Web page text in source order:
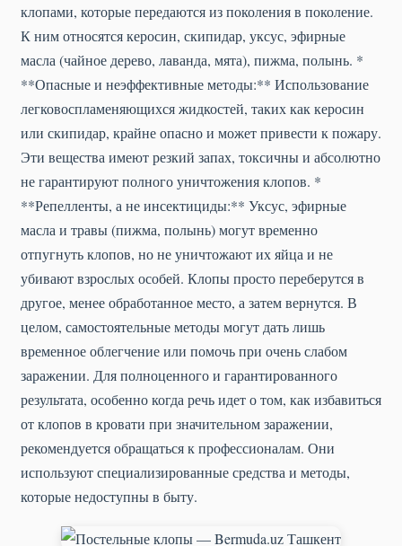
клопами, которые передаются из поколения в поколение.
К ним относятся керосин, скипидар, уксус, эфирные
масла (чайное дерево, лаванда, мята), пижма, полынь. *
**Опасные и неэффективные методы:** Использование
легковоспламеняющихся жидкостей, таких как керосин
или скипидар, крайне опасно и может привести к пожару.
Эти вещества имеют резкий запах, токсичны и абсолютно
не гарантируют полного уничтожения клопов. *
**Репелленты, а не инсектициды:** Уксус, эфирные
масла и травы (пижма, полынь) могут временно
отпугнуть клопов, но не уничтожают их яйца и не
убивают взрослых особей. Клопы просто переберутся в
другое, менее обработанное место, а затем вернутся. В
целом, самостоятельные методы могут дать лишь
временное облегчение или помочь при очень слабом
заражении. Для полноценного и гарантированного
результата, особенно когда речь идет о том, как избавиться
от клопов в кровати при значительном заражении,
рекомендуется обращаться к профессионалам. Они
используют специализированные средства и методы,
которые недоступны в быту.